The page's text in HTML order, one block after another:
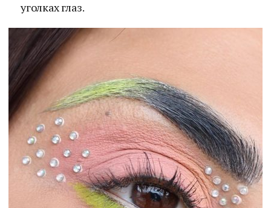
уголках глаз.